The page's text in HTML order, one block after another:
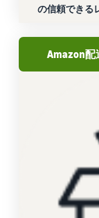
の信頼できる
Amazon配